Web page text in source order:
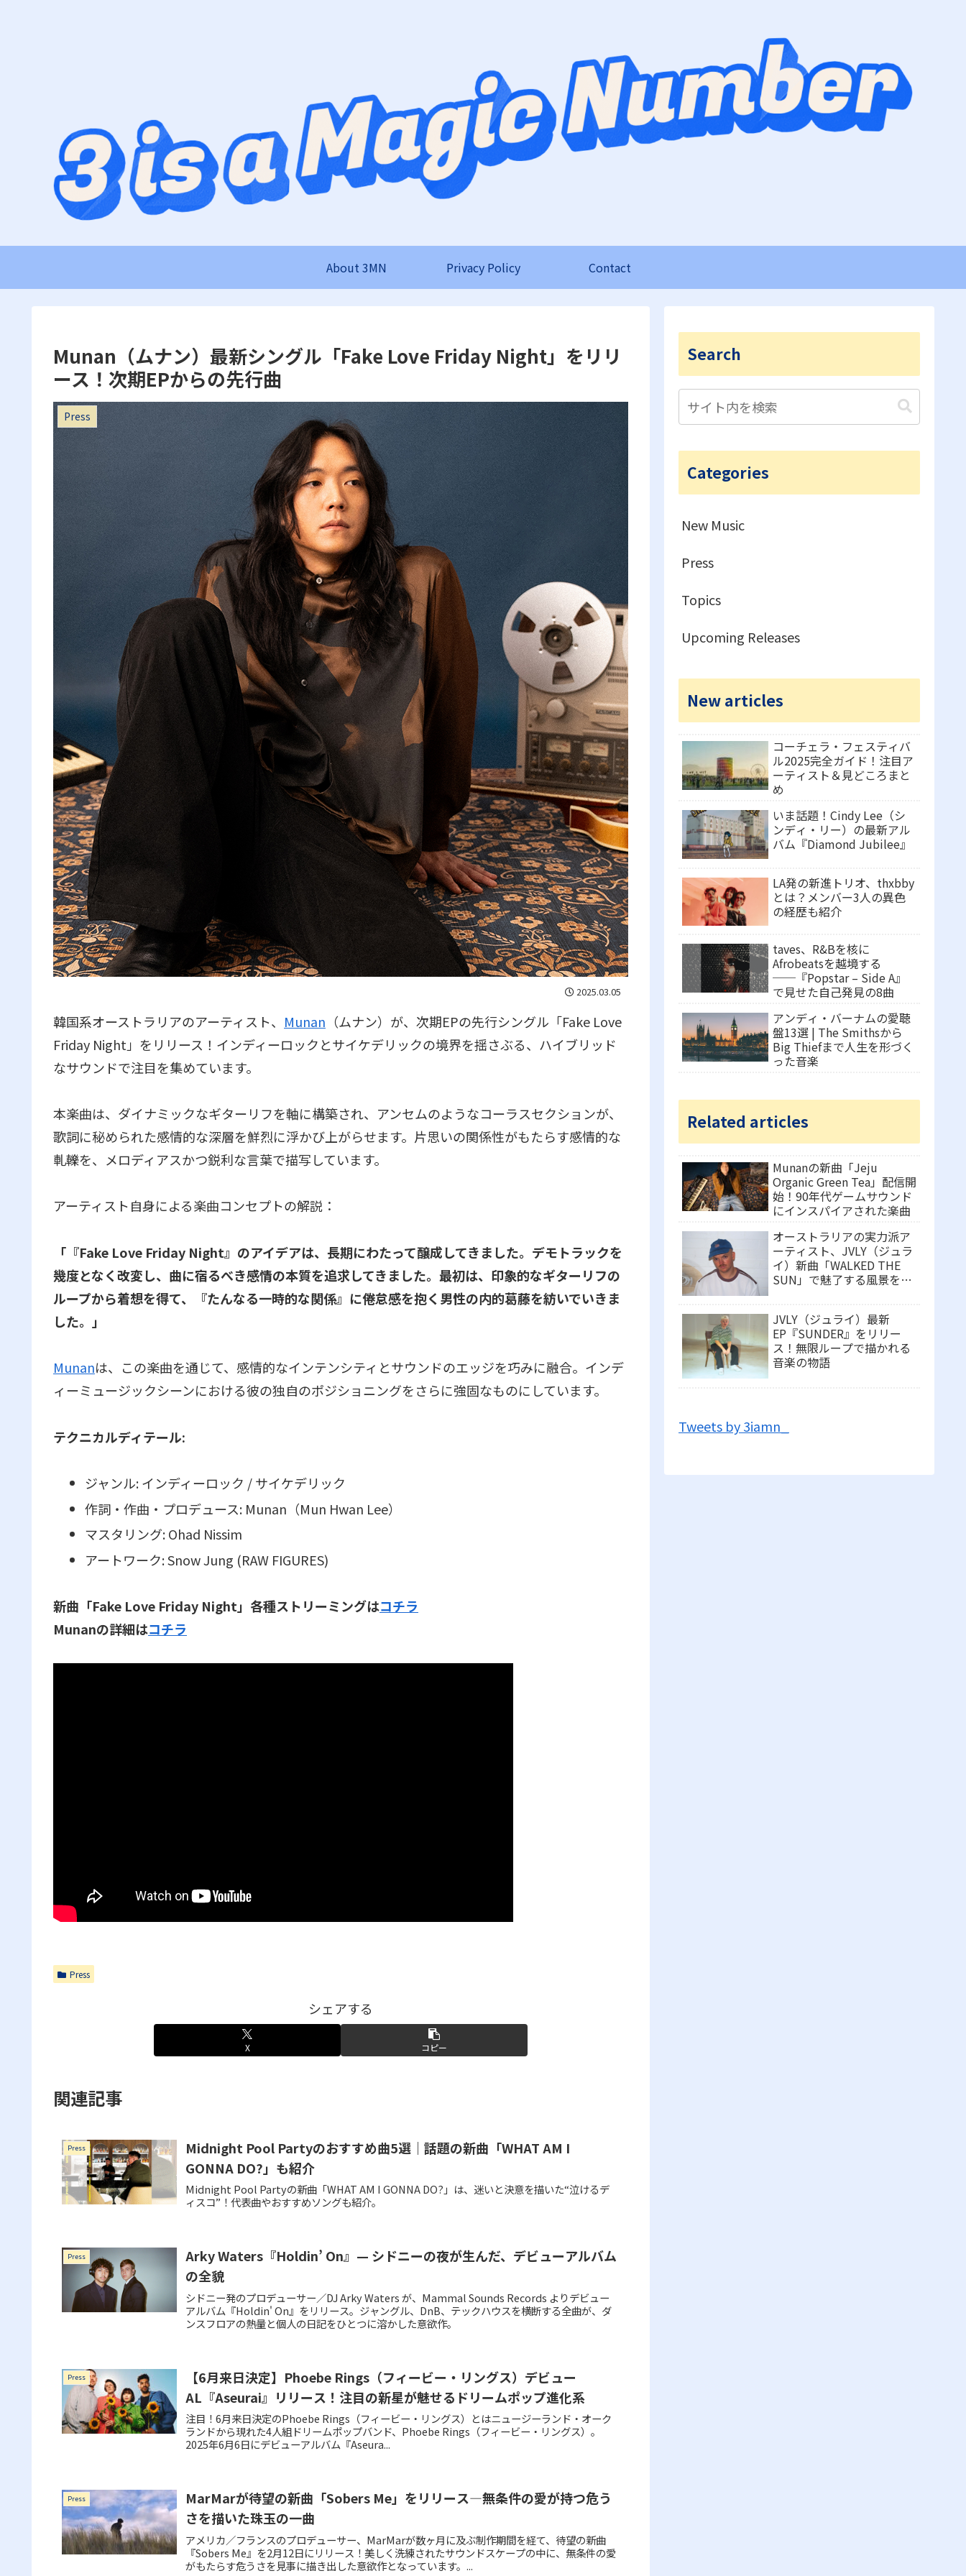
About 3MN Privacy Policy Contact
Munan（ムナン）最新シングル「Fake Love Friday Night」をリリ
ース！次期EPからの先行曲
Press
2025.03.05
韓国系オーストラリアのアーティスト、 Munan （ムナン）が、次期EPの先行シングル「Fake Love
Friday Night」をリリース！インディーロックとサイケデリックの境界を揺さぶる、ハイブリッド
なサウンドで注目を集めています。
本楽曲は、ダイナミックなギターリフを軸に構築され、アンセムのようなコーラスセクションが、
歌詞に秘められた感情的な深層を鮮烈に浮かび上がらせます。片思いの関係性がもたらす感情的な
軋轢を、メロディアスかつ鋭利な言葉で描写しています。
アーティスト自身による楽曲コンセプトの解説：
「『Fake Love Friday Night』のアイデアは、長期にわたって醸成してきました。デモトラックを
幾度となく改変し、曲に宿るべき感情の本質を追求してきました。最初は、印象的なギターリフの
ループから着想を得て、『たんなる一時的な関係』に倦怠感を抱く男性の内的葛藤を紡いでいきま
した。」
Munanは、この楽曲を通じて、感情的なインテンシティとサウンドのエッジを巧みに融合。インデ
ィーミュージックシーンにおける彼の独自のポジショニングをさらに強固なものにしています。
テクニカルディテール:
ジャンル: インディーロック / サイケデリック
作詞・作曲・プロデュース: Munan（Mun Hwan Lee）
マスタリング: Ohad Nissim
アートワーク: Snow Jung (RAW FIGURES)
新曲「Fake Love Friday Night」各種ストリーミングはコチラ
Munanの詳細はコチラ
Press
シェアする
X コピー
関連記事
Press
Midnight Pool Partyのおすすめ曲5選｜話題の新曲「WHAT AM I
GONNA DO?」も紹介
Midnight Pool Partyの新曲「WHAT AM I GONNA DO?」は、迷いと決意を描いた“泣けるデ
ィスコ”！代表曲やおすすめソングも紹介。
Press
Arky Waters『Holdin’ On』— シドニーの夜が生んだ、デビューアルバム
の全貌
シドニー発のプロデューサー／DJ Arky Waters が、Mammal Sounds Records よりデビュー
アルバム『Holdin' On』をリリース。ジャングル、DnB、テックハウスを横断する全曲が、ダ
ンスフロアの熱量と個人の日記をひとつに溶かした意欲作。
Press
【6月来日決定】Phoebe Rings（フィービー・リングス）デビュー
AL『Aseurai』リリース！注目の新星が魅せるドリームポップ進化系
注目！6月来日決定のPhoebe Rings（フィービー・リングス）とはニュージーランド・オーク
ランドから現れた4人組ドリームポップバンド、Phoebe Rings（フィービー・リングス）。
2025年6月6日にデビューアルバム『Aseura...
Press
MarMarが待望の新曲「Sobers Me」をリリース―無条件の愛が持つ危う
さを描いた珠玉の一曲
アメリカ／フランスのプロデューサー、MarMarが数ヶ月に及ぶ制作期間を経て、待望の新曲
『Sobers Me』を2月12日にリリース！美しく洗練されたサウンドスケープの中に、無条件の愛
がもたらす危うさを見事に描き出した意欲作となっています。...
Search
Categories
New Music
Press
Topics
Upcoming Releases
New articles
コーチェラ・フェスティバ
ル2025完全ガイド！注目ア
ーティスト＆見どころまと
め
いま話題！Cindy Lee（シ
ンディ・リー）の最新アル
バム『Diamond Jubilee』
LA発の新進トリオ、thxbby
とは？メンバー3人の異色
の経歴も紹介
taves、R&Bを核に
Afrobeatsを越境する
──『Popstar – Side A』
で見せた自己発見の8曲
アンディ・バーナムの愛聴
盤13選 | The Smithsから
Big Thiefまで人生を形づく
った音楽
Related articles
Munanの新曲「Jeju
Organic Green Tea」配信開
始！90年代ゲームサウンド
にインスパイアされた楽曲
オーストラリアの実力派ア
ーティスト、JVLY（ジュラ
イ）新曲「WALKED THE
SUN」で魅了する風景を描
JVLY（ジュライ）最新
EP『SUNDER』をリリー
ス！無限ループで描かれる
音楽の物語
Tweets by 3iamn_